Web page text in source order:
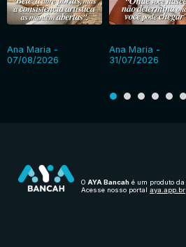
Ana Maria -
07/08/2026
Ana Maria -
31/07/2026
O AYA Bancah é um produto da
Acesse nosso portal aya.app.br